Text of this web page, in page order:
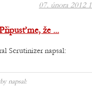
07. února 2012
že ...
Scrutinizer napsal:
napsal: